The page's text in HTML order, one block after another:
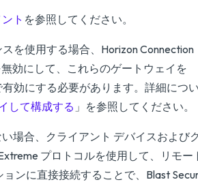
ト を参照してください。
を使用する場合、Horizon Connection
効にして、これらのゲートウェイを
効にする必要があります。詳細につ
して構成する 」を参照してください。
場合、クライアント デバイスおよび
プロトコルを使用して、リモー
ンに直接接続することで、Blast